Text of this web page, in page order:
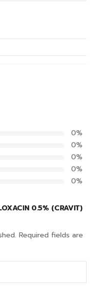
0%
0%
0%
0%
0%
0.5% (CRAVIT)
Required fields are